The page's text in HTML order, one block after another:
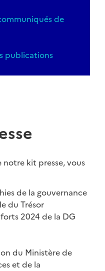
de
publications
notre kit presse, vous
de la gouvernance
du Trésor
2024 de la DG
du Ministère de
et de la